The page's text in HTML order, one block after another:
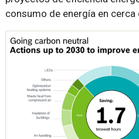
consumo de energía en cerca